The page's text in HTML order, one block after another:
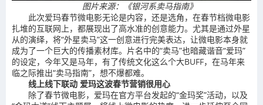
图片来源：《银河系卖马指南》
此次爱玛春节微电影无论是内容，还是选角，在春节档微电影
扎堆的互联网上，都展现出了高水准的创意能力。尤其是通过外星
从的演绎，将“外星卖马”这一创意进行完美表达，让微电影本身就
成为了一个巨大的传播素材库。片名中的“卖马”也暗藏谐音“爱玛”
的设定，今年又是马年，有了传统文化这么个大BUFF，在马年来
临之际推出“卖马指南”，想不爆都难。
线上线下联动 爱玛这波春节营销很用心
除了春节微电影，爱玛在官方平台发起的“金玛奖”活动，以及